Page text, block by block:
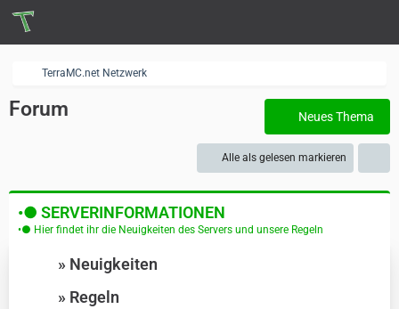
TerraMC.net Netzwerk
Forum Neues Thema
Alle als gelesen markieren
•● SERVERINFORMATIONEN
•● Hier findet ihr die Neuigkeiten des Servers und unsere Regeln
» Neuigkeiten
» Regeln